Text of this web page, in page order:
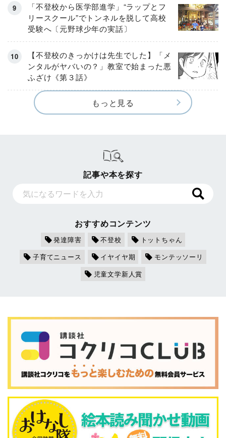
「不登校から医学部進学」“ラップとフ
リースクール”でトンネルを脱して高校
受験へ〔元野球少年の実話〕
【不登校のきっかけは先生でした】「メ
ンタルがヤバいの？」教室で始まった悪
ふざけ《第３話》
もっと見る
記事や本を探す
おすすめコンテンツ
発達障害 不登校
トットちゃん
子育てニュース
イヤイヤ期
モンテッソーリ
児童文学新人賞